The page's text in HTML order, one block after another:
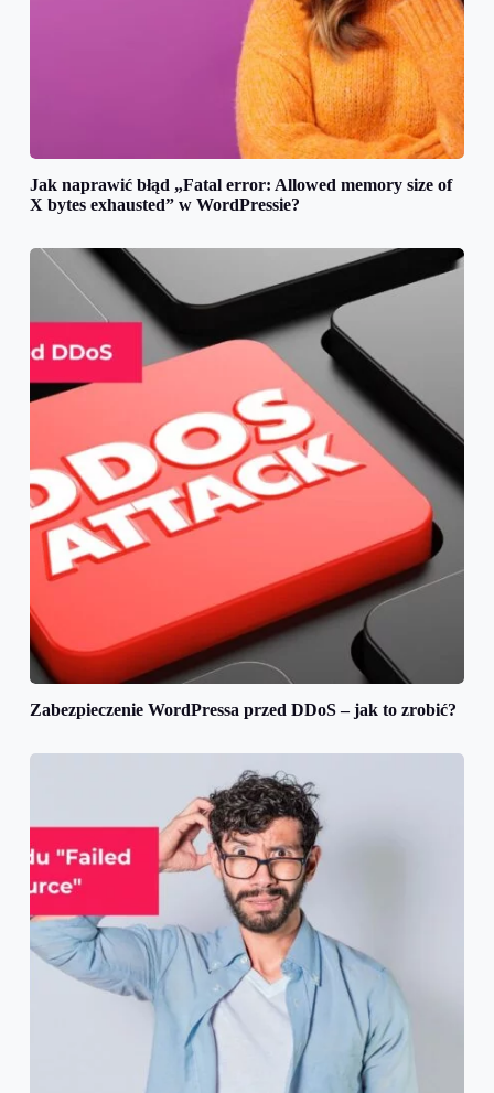
Jak naprawić błąd „Fatal error: Allowed memory size of
X bytes exhausted” w WordPressie?
Zabezpieczenie WordPressa przed DDoS – jak to zrobić?